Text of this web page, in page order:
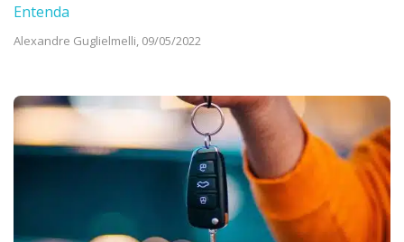
Entenda
Alexandre Guglielmelli, 09/05/2022